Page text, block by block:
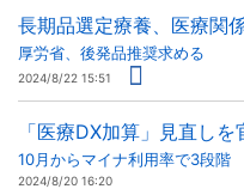
長期品選定療養、医療関
厚労省、後発品推奨求める
2024/8/22 15:51
「医療DX加算」見直しを
10月からマイナ利用率で3段階
2024/8/20 16:20